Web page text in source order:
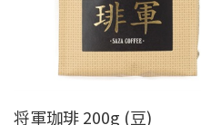
将軍珈琲 200g (豆)